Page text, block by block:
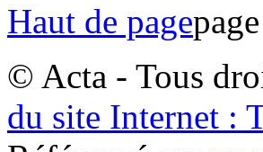
Haut de page
© Acta - Tous
du site Internet :